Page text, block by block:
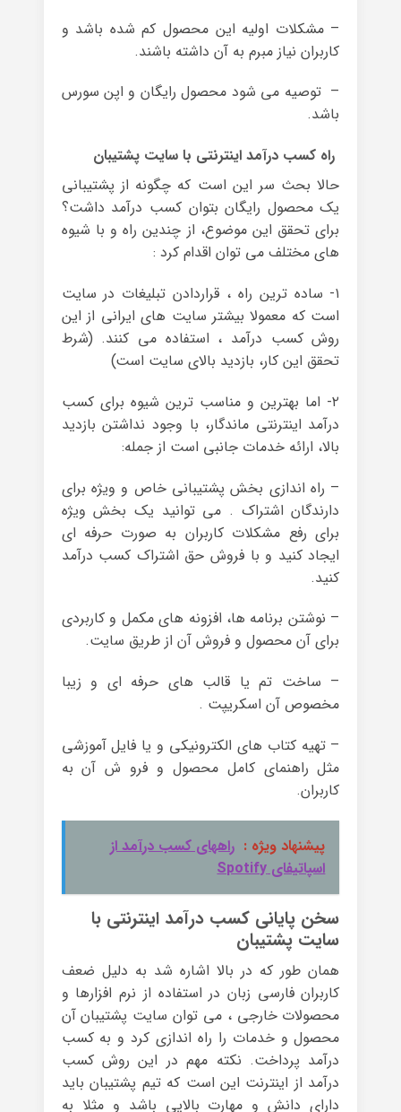
– مشکلات اولیه این محصول کم شده باشد و
کاربران نیاز مبرم به آن داشته باشند.
– توصیه می شود محصول رایگان و اپن سورس
باشد.
راه کسب درآمد اینترنتی با سایت پشتیبان
حالا بحث سر این است که چگونه از پشتیبانی
یک محصول رایگان بتوان کسب درآمد داشت؟
برای تحقق این موضوع، از چندین راه و با شیوه
های مختلف می توان اقدام کرد :
۱- ساده ترین راه ، قراردادن تبلیغات در سایت
است که معمولا بیشتر سایت های ایرانی از این
روش کسب درآمد ، استفاده می کنند. (شرط
تحقق این کار، بازدید بالای سایت است)
۲- اما بهترین و مناسب ترین شیوه برای کسب
درآمد اینترنتی ماندگار، با وجود نداشتن بازدید
بالا، ارائه خدمات جانبی است از جمله:
– راه اندازی بخش پشتیبانی خاص و ویژه برای
دارندگان اشتراک . می توانید یک بخش ویژه
برای رفع مشکلات کاربران به صورت حرفه ای
ایجاد کنید و با فروش حق اشتراک کسب درآمد
کنید.
– نوشتن برنامه ها، افزونه های مکمل و کاربردی
برای آن محصول و فروش آن از طریق سایت.
– ساخت تم یا قالب های حرفه ای و زیبا
مخصوص آن اسکریپت .
– تهیه کتاب های الکترونیکی و یا فایل آموزشی
مثل راهنمای کامل محصول و فرو ش آن به
کاربران.
پیشنهاد ویژه : راههای کسب درآمد از
اسپاتیفای Spotify
سخن پایانی کسب درآمد اینترنتی با
سایت پشتیبان
همان طور که در بالا اشاره شد به دلیل ضعف
کاربران فارسی زبان در استفاده از نرم افزارها و
محصولات خارجی ، می توان سایت پشتیبان آن
محصول و خدمات را راه اندازی کرد و به کسب
درآمد پرداخت. نکته مهم در این روش کسب
درآمد از اینترنت این است که تیم پشتیبان باید
دارای دانش و مهارت بالایی باشد و مثلا به